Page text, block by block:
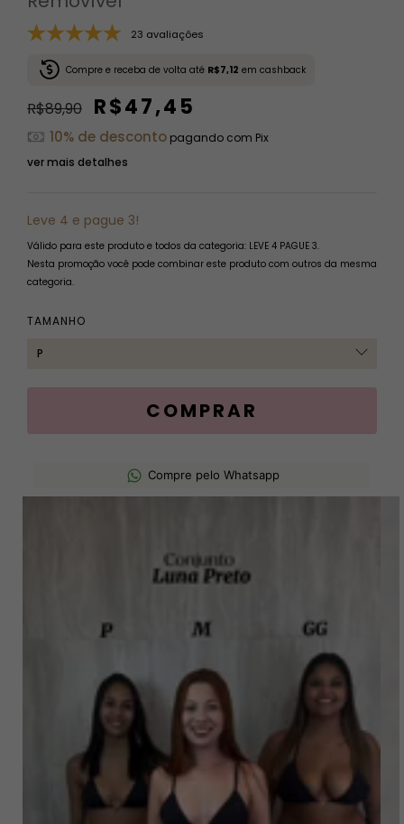
23 avaliações
Compre e receba de volta até R$7,12 em cashback
R$89,90 R$47,45
10% de desconto pagando com Pix
ver mais detalhes
Leve 4 e pague 3!
Válido para este produto e todos da categoria: LEVE 4 PAGUE 3.
Nesta promoção você pode combinar este produto com outros da mesma
categoria.
TAMANHO
Compre pelo Whatsapp